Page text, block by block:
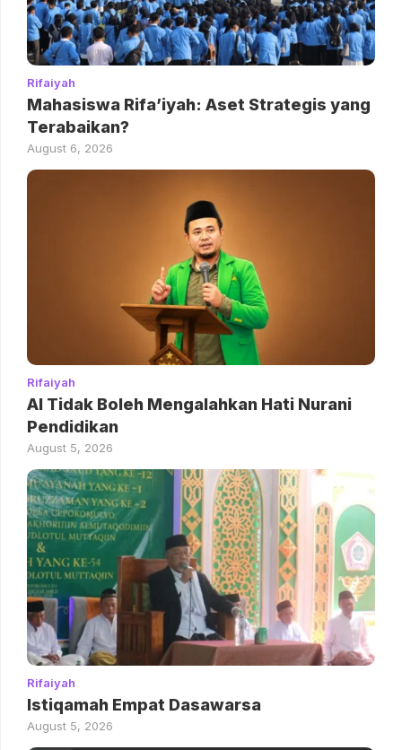
Rifaiyah
Mahasiswa Rifa’iyah: Aset Strategis yang
Terabaikan?
August 6, 2026
Rifaiyah
AI Tidak Boleh Mengalahkan Hati Nurani
Pendidikan
August 5, 2026
Rifaiyah
Istiqamah Empat Dasawarsa
August 5, 2026